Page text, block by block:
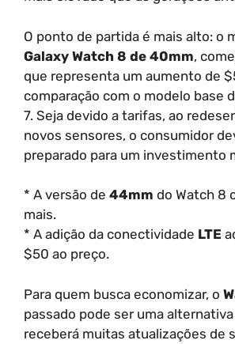
O ponto de partida é mais alto: o
Galaxy Watch 8 de 40mm,
que representa um aumento de
comparação com o modelo base
7. Seja devido a tarifas, ao
novos sensores, o consumidor
preparado para um investimento
* A versão de 44mm do Watch 8
mais.
* A adição da conectividade LTE
$50 ao preço.
Para quem busca economizar, o
passado pode ser uma
receberá muitas atualizações de